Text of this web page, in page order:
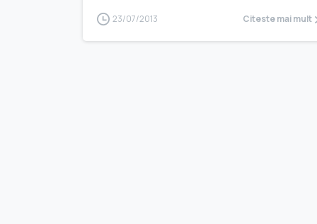
23/07/2013 Citeste mai mult